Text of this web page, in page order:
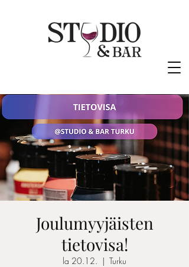
Joulumyyjäisten
tietovisa!
la 20.12.
  |
Turku